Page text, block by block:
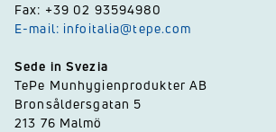
Fax: +39 02 93594980
E-mail: infoitalia@tepe.com
Sede in Svezia
TePe Munhygienprodukter AB
Bronsåldersgatan 5
213 76 Malmö